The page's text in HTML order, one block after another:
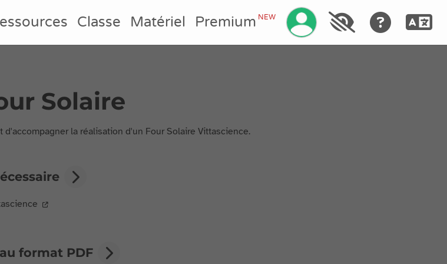
Classe Matériel PremiumNEW Gérez votre compte
Solaire
la réalisation d'un Four Solaire Vittascience.
format PDF